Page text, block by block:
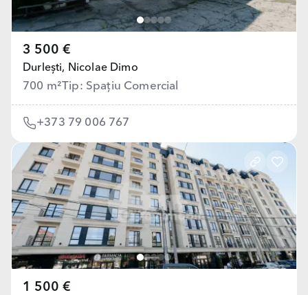
3 500 €
Durlești, Nicolae Dimo
700 m²Tip: Spațiu Comercial
+373 79 006 767
1 500 €